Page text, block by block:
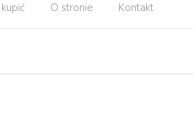
O stronie Kontakt